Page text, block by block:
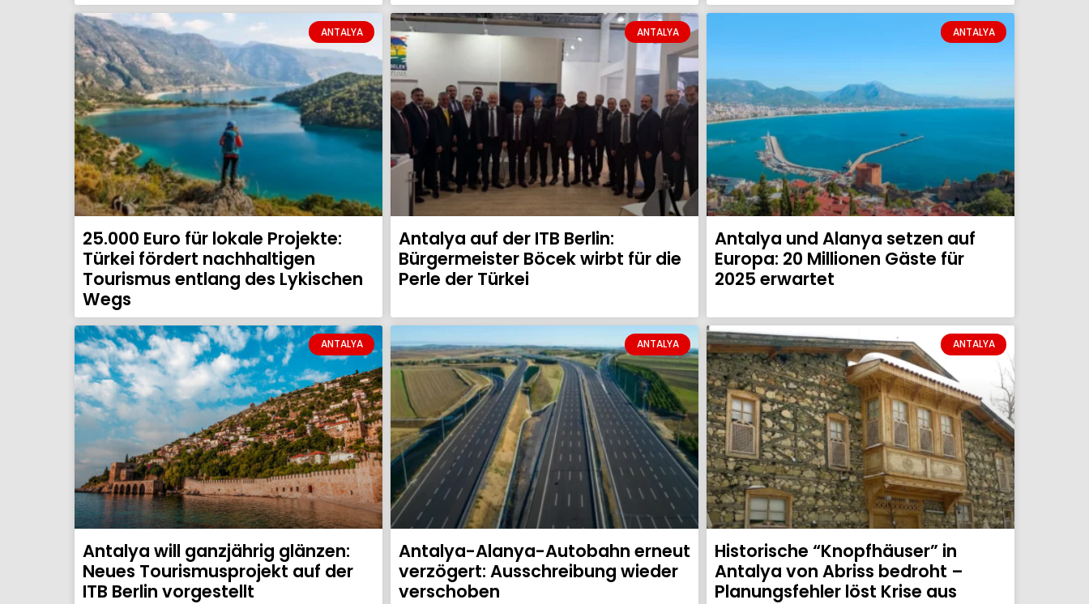
ANTALYA
25.000 Euro für lokale Projekte:
Türkei fördert nachhaltigen
Tourismus entlang des Lykischen
Wegs
ANTALYA
Antalya auf der ITB Berlin:
Bürgermeister Böcek wirbt für die
Perle der Türkei
ANTALYA
Antalya und Alanya setzen auf
Europa: 20 Millionen Gäste für
2025 erwartet
ANTALYA
Antalya will ganzjährig glänzen:
Neues Tourismusprojekt auf der
ITB Berlin vorgestellt
ANTALYA
Antalya-Alanya-Autobahn erneut
verzögert: Ausschreibung wieder
verschoben
ANTALYA
Historische “Knopfhäuser” in
Antalya von Abriss bedroht –
Planungsfehler löst Krise aus